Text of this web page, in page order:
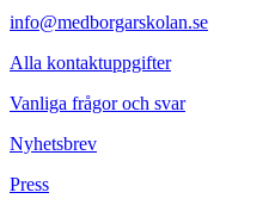
info@medborgarskolan.se
Alla kontaktuppgifter
Vanliga frågor och svar
Nyhetsbrev
Press